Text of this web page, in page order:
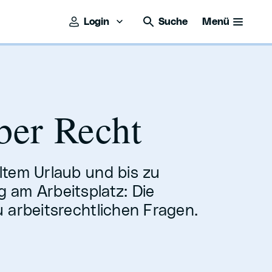
Login Suche Menü
Recht
Urlaub und bis zu
am Arbeitsplatz: Die
arbeitsrechtlichen Fragen.